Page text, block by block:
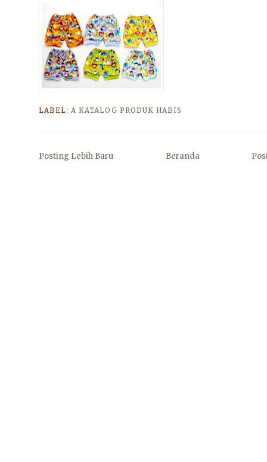
LABEL: A KATALOG PRODUK HABIS
Posting Lebih Baru Beranda